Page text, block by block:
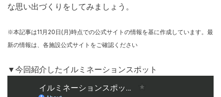
な思い出づくりをしてみましょう。
※本記事は11月20日(月)時点での公式サイトの情報を基に作成しています。最
新の情報は、各施設公式サイトをご確認ください
▼今回紹介したイルミネーションスポット